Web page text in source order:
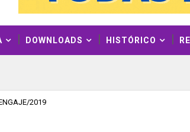
DOWNLOADS HISTÓRICO
2019